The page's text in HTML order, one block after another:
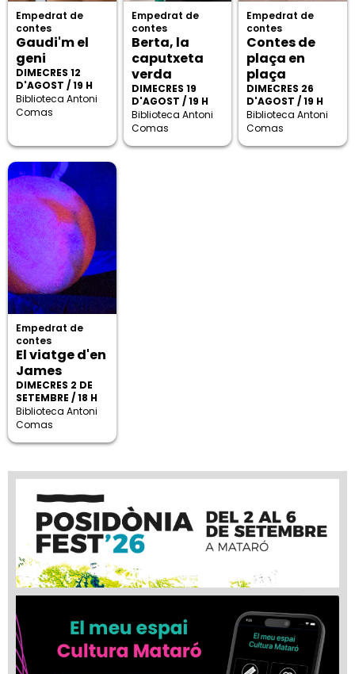
Empedrat de
contes
Gaudi'm el
geni
DIMECRES 12
D'AGOST / 19 H
Biblioteca Antoni
Comas
Empedrat de
contes
Berta, la
caputxeta
verda
DIMECRES 19
D'AGOST / 19 H
Biblioteca Antoni
Comas
Empedrat de
contes
Contes de
plaça en
plaça
DIMECRES 26
D'AGOST / 19 H
Biblioteca Antoni
Comas
Empedrat de
contes
El viatge d'en
James
DIMECRES 2 DE
SETEMBRE / 18 H
Biblioteca Antoni
Comas